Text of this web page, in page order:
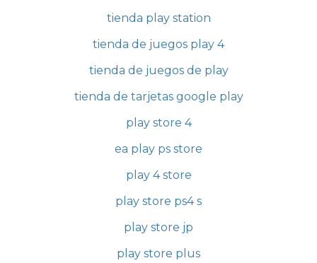
tienda play station
tienda de juegos play 4
tienda de juegos de play
tienda de tarjetas google play
play store 4
ea play ps store
play 4 store
play store ps4 s
play store jp
play store plus